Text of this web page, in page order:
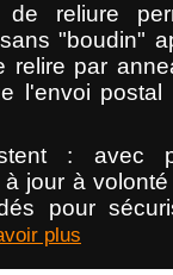
reliure
"boudin"
relire par
l'envoi postal
: avec
jour à
pour
plus